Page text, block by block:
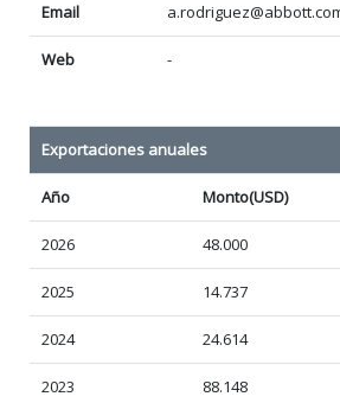
Email
Web -
Exportaciones anuales
Año Monto(USD)
2026 48.000
2025 14.737
2024 24.614
2023 88.148